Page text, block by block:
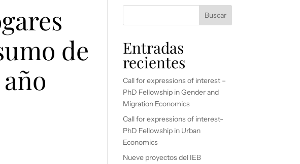
de
Buscar
Entradas
recientes
Call for expressions of interest –
PhD Fellowship in Gender and
Migration Economics
Call for expressions of interest-
PhD Fellowship in Urban
Economics
Nueve proyectos del IEB